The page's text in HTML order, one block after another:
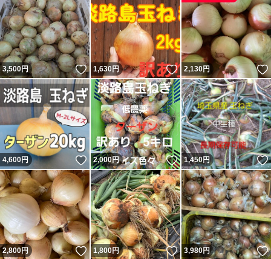
3,500円 いいね！
1,630円 いいね！
2,130円
4,600円 いいね！
2,000円 いいね！
1,450円
2,800円 いいね！
1,800円 いいね！
3,980円